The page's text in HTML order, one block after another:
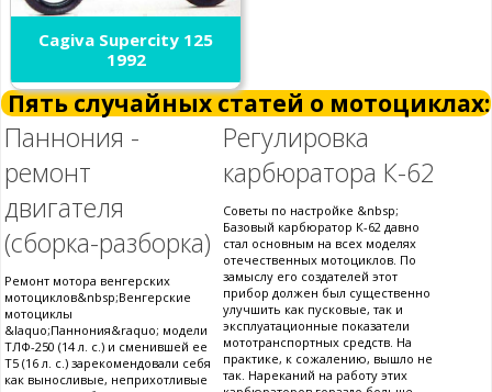
Cagiva Supercity 125
1992
Пять случайных статей о мотоциклах:
Паннония -
ремонт
двигателя
(сборка-разборка)
Ремонт мотора венгерских
мотоциклов&nbsp;Венгерские
мотоциклы
&laquo;Паннония&raquo; модели
ТЛФ-250 (14 л. с.) и сменившей ее
Т5 (16 л. с.) зарекомендовали себя
как выносливые, неприхотливые
Регулировка
карбюратора К-62
Советы по настройке &nbsp;
Базовый карбюратор К-62 давно
стал основным на всех моделях
отечественных мотоциклов. По
замыслу его создателей этот
прибор должен был существенно
улучшить как пусковые, так и
эксплуатационные показатели
мототранспортных средств. На
практике, к сожалению, вышло не
так. Нареканий на работу этих